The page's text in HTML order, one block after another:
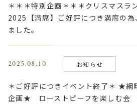
＊＊＊特別企画＊＊＊クリスマスラ
2025【満席】ご好評につき満席の
ました。
2025.08.10 お知らせ
＊ご好評につきイベント終了＊ ★綱
企画★ ローストビーフを楽しむ会